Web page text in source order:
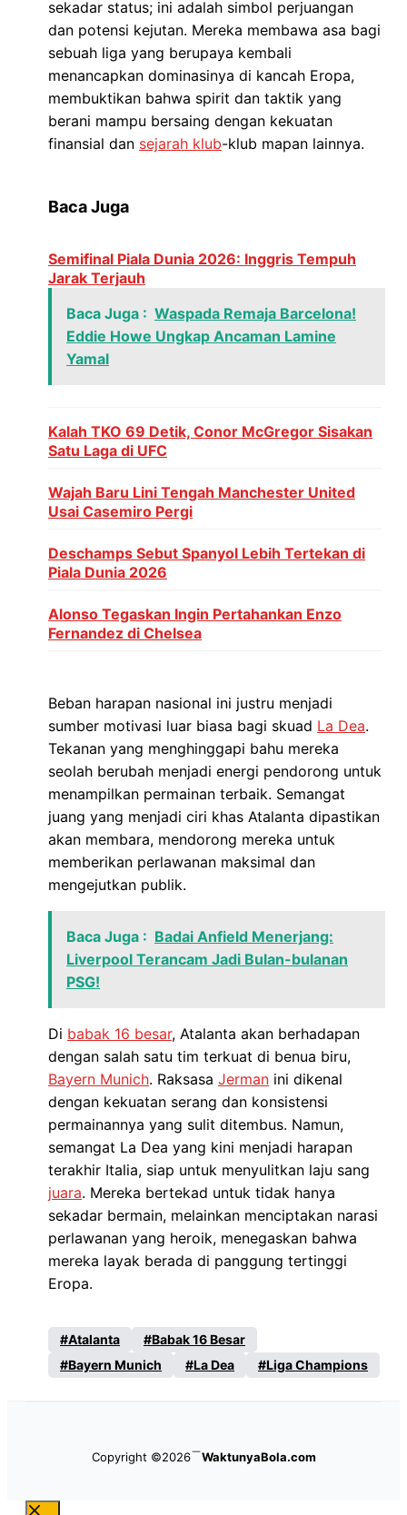
sekadar status; ini adalah simbol perjuangan
dan potensi kejutan. Mereka membawa asa bagi
sebuah liga yang berupaya kembali
menancapkan dominasinya di kancah Eropa,
membuktikan bahwa spirit dan taktik yang
berani mampu bersaing dengan kekuatan
finansial dan sejarah klub-klub mapan lainnya.
Baca Juga
Semifinal Piala Dunia 2026: Inggris Tempuh
Jarak Terjauh
Baca Juga : Waspada Remaja Barcelona!
Eddie Howe Ungkap Ancaman Lamine
Yamal
Kalah TKO 69 Detik, Conor McGregor Sisakan
Satu Laga di UFC
Wajah Baru Lini Tengah Manchester United
Usai Casemiro Pergi
Deschamps Sebut Spanyol Lebih Tertekan di
Piala Dunia 2026
Alonso Tegaskan Ingin Pertahankan Enzo
Fernandez di Chelsea
Beban harapan nasional ini justru menjadi
sumber motivasi luar biasa bagi skuad La Dea.
Tekanan yang menghinggapi bahu mereka
seolah berubah menjadi energi pendorong untuk
menampilkan permainan terbaik. Semangat
juang yang menjadi ciri khas Atalanta dipastikan
akan membara, mendorong mereka untuk
memberikan perlawanan maksimal dan
mengejutkan publik.
Baca Juga : Badai Anfield Menerjang:
Liverpool Terancam Jadi Bulan-bulanan
PSG!
Di babak 16 besar, Atalanta akan berhadapan
dengan salah satu tim terkuat di benua biru,
Bayern Munich. Raksasa Jerman ini dikenal
dengan kekuatan serang dan konsistensi
permainannya yang sulit ditembus. Namun,
semangat La Dea yang kini menjadi harapan
terakhir Italia, siap untuk menyulitkan laju sang
juara. Mereka bertekad untuk tidak hanya
sekadar bermain, melainkan menciptakan narasi
perlawanan yang heroik, menegaskan bahwa
mereka layak berada di panggung tertinggi
Eropa.
Atalanta
Babak 16 Besar
Bayern Munich
La Dea Liga Champions
Copyright ©2026 WaktunyaBola.com